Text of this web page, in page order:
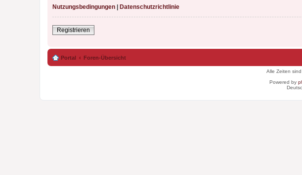
Nutzungsbedingungen | Datenschutzrichtlinie
Registrieren
Portal Foren-Übersicht
Alle Zeiten sind
Powered by